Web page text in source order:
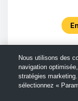
Nous utilisons des
navigation
stratégies
sélectionnez «